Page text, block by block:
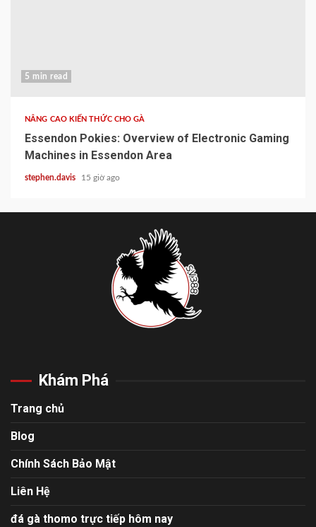
5 min read
NÂNG CAO KIẾN THỨC CHO GÀ
Essendon Pokies: Overview of Electronic Gaming
Machines in Essendon Area
stephen.davis 15 giờ ago
Khám Phá
Trang chủ
Blog
Chính Sách Bảo Mật
Liên Hệ
đá gà thomo trực tiếp hôm nay